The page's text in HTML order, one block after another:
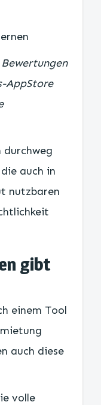
AppStore
durchweg
auch in
nutzbaren
gibt
einem Tool
auch diese
volle